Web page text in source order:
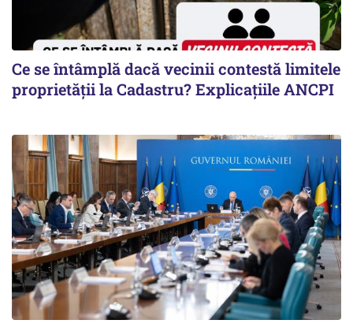
Ce se întâmplă dacă vecinii contestă limitele
proprietății la Cadastru? Explicațiile ANCPI